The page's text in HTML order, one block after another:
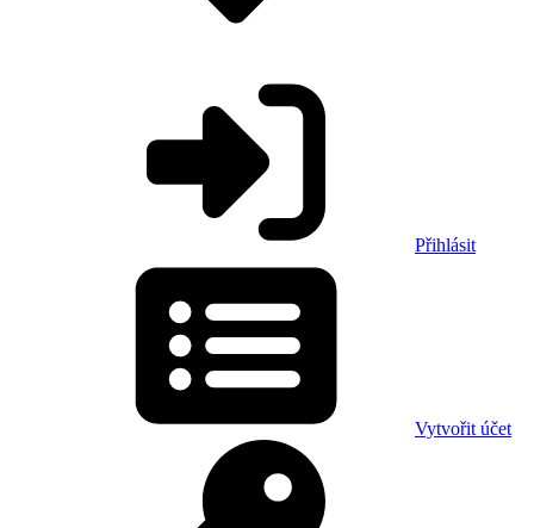
Přihlásit
Vytvořit účet